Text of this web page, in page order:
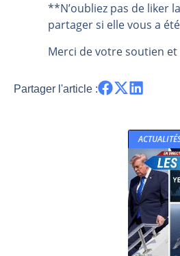
**N’oubliez pas de liker
partager si elle vous a
Merci de votre soutien
Partager l'article :